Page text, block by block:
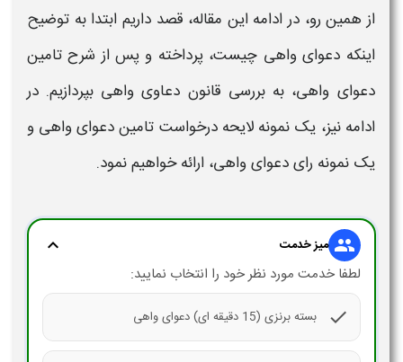
از همین رو، در ادامه این مقاله، قصد داریم ابتدا به توضیح
اینکه دعوای واهی چیست، پرداخته و پس از شرح تامین
دعوای واهی، به بررسی قانون دعاوی واهی بپردازیم. در
ادامه نیز، یک نمونه لایحه درخواست تامین دعوای واهی و
یک نمونه رای دعوای واهی، ارائه خواهیم نمود.
group میز خدمت expand_more
لطفا خدمت مورد نظر خود را انتخاب نمایید:
check بسته برنزی (15 دقیقه ای) دعوای واهی